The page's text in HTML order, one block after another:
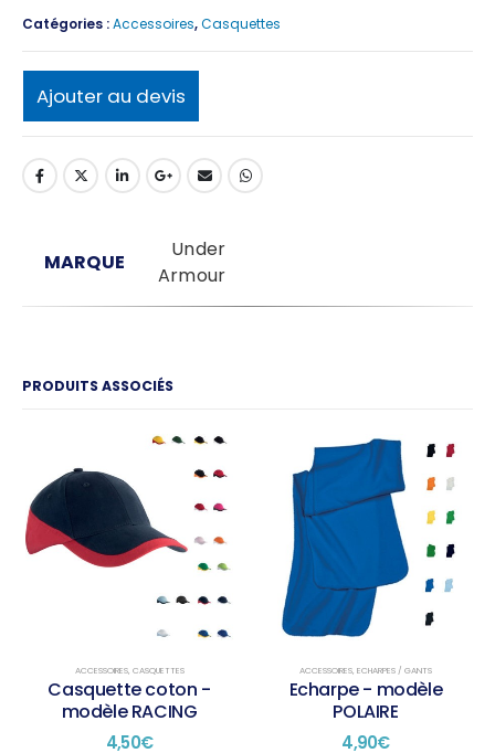
Catégories :Accessoires,Casquettes
Ajouter au devis
MARQUE
Under
Armour
PRODUITS ASSOCIÉS
ACCESSOIRES, CASQUETTES
Casquette coton -
modèle RACING
4,50€
ACCESSOIRES, ECHARPES / GANTS
Echarpe - modèle
POLAIRE
4,90€